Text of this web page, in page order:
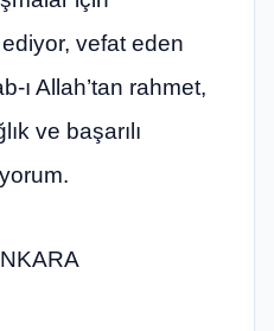
vefat eden
ı Allah’tan rahmet,
ve başarılı